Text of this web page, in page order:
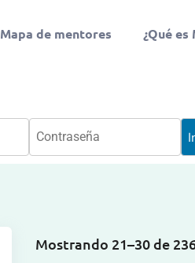
Mapa de mentores ¿Qué
Mostrando 21–30 de